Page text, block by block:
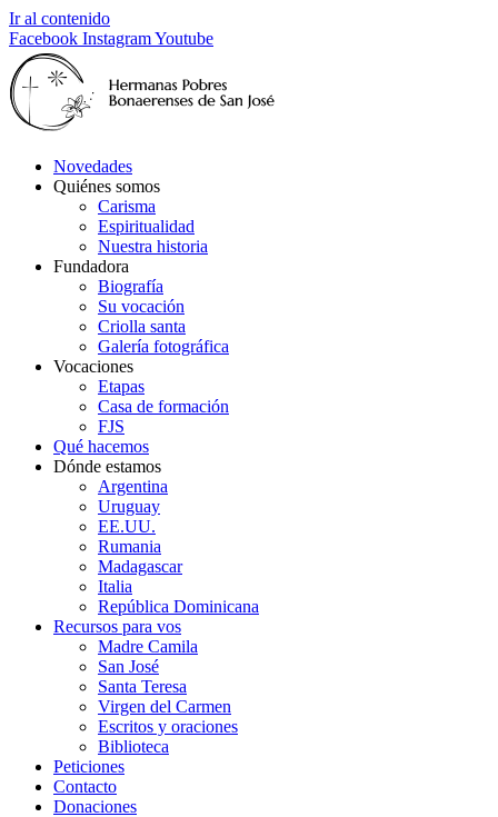
Ir al contenido
Facebook InstagramYoutube
Novedades
Quiénes somos
Carisma
Espiritualidad
Nuestra historia
Fundadora
Biografía
Su vocación
Criolla santa
Galería fotográfica
Vocaciones
Etapas
Casa de formación
FJS
Qué hacemos
Dónde estamos
Argentina
Uruguay
EE.UU.
Rumania
Madagascar
Italia
República Dominicana
Recursos para vos
Madre Camila
San José
Santa Teresa
Virgen del Carmen
Escritos y oraciones
Biblioteca
Peticiones
Contacto
Donaciones